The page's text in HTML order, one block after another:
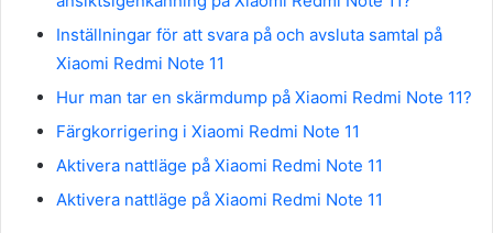
Inställningar för att svara på och avsluta samtal på
Xiaomi Redmi Note 11
Hur man tar en skärmdump på Xiaomi Redmi Note 11?
Färgkorrigering i Xiaomi Redmi Note 11
Aktivera nattläge på Xiaomi Redmi Note 11
Aktivera nattläge på Xiaomi Redmi Note 11